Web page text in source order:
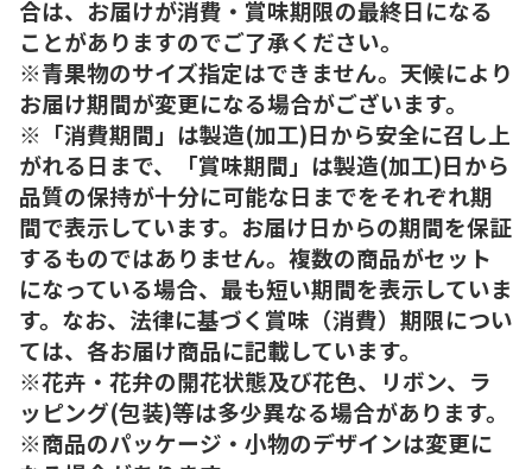
合は、お届けが消費・賞味期限の最終日になる
ことがありますのでご了承ください。
※青果物のサイズ指定はできません。天候により
お届け期間が変更になる場合がございます。
※「消費期間」は製造(加工)日から安全に召し上
がれる日まで、「賞味期間」は製造(加工)日から
品質の保持が十分に可能な日までをそれぞれ期
間で表示しています。お届け日からの期間を保証
するものではありません。複数の商品がセット
になっている場合、最も短い期間を表示していま
す。なお、法律に基づく賞味（消費）期限につい
ては、各お届け商品に記載しています。
※花卉・花弁の開花状態及び花色、リボン、ラ
ッピング(包装)等は多少異なる場合があります。
※商品のパッケージ・小物のデザインは変更に